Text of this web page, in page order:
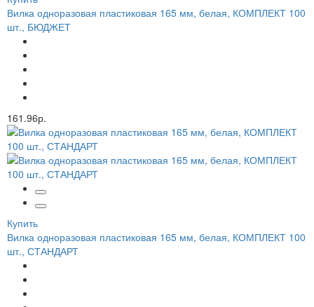
Вилка одноразовая пластиковая 165 мм, белая, КОМПЛЕКТ 100
шт., БЮДЖЕТ
161.96р.
Купить
Вилка одноразовая пластиковая 165 мм, белая, КОМПЛЕКТ 100
шт., СТАНДАРТ